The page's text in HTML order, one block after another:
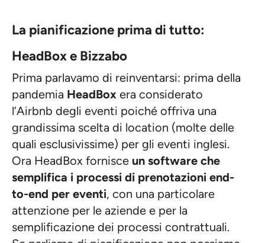
La pianificazione prima di tutto:
HeadBox e Bizzabo
Prima parlavamo di reinventarsi: prima della
pandemia HeadBox era considerato
l’Airbnb degli eventi poiché offriva una
grandissima scelta di location (molte delle
quali esclusivissime) per gli eventi inglesi.
Ora HeadBox fornisce un software che
semplifica i processi di prenotazioni end-
to-end per eventi, con una particolare
attenzione per le aziende e per la
semplificazione dei processi contrattuali.